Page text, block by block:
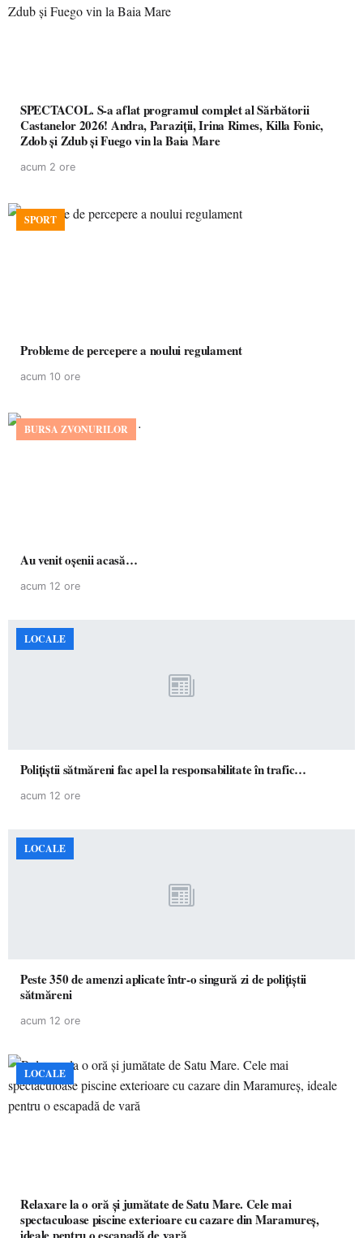
SPECTACOL. S-a aflat programul complet al Sărbătorii
Castanelor 2026! Andra, Paraziții, Irina Rimes, Killa Fonic,
Zdob și Zdub și Fuego vin la Baia Mare
acum 2 ore
SPORT
Probleme de percepere a noului regulament
acum 10 ore
BURSA ZVONURILOR
Au venit oșenii acasă…
acum 12 ore
LOCALE
Polițiștii sătmăreni fac apel la responsabilitate în trafic…
acum 12 ore
LOCALE
Peste 350 de amenzi aplicate într-o singură zi de polițiștii
sătmăreni
acum 12 ore
LOCALE
Relaxare la o oră și jumătate de Satu Mare. Cele mai
spectaculoase piscine exterioare cu cazare din Maramureș,